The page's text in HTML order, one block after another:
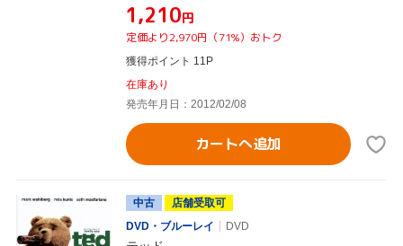
¥1,210円
定価より2,970円（71%）おトク
獲得ポイント 11P
在庫あり
発売年月日：2012/02/08
カートへ追加
中古
店舗受取可
DVD・ブルーレイ
DVD